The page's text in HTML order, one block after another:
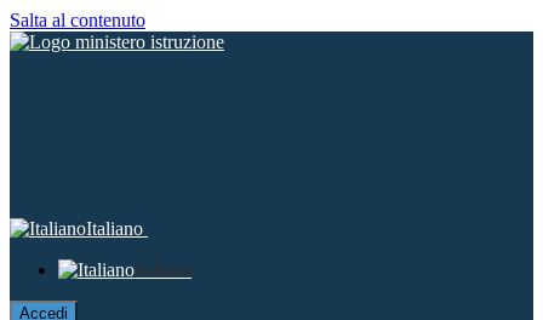
Salta al contenuto
Italiano
Italiano
Accedi